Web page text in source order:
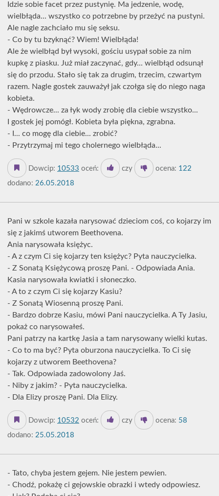
Idzie sobie facet przez pustynię. Ma jedzenie, wodę,
wielbłąda... wszystko co potrzebne by przeżyć na pustyni.
Ale nagle zachciało mu się seksu.
- Co by tu bzyknąć? Wiem! Wielbłąda!
Ale że wielbłąd był wysoki, gościu usypał sobie za nim
kupkę z piasku. Już miał zaczynać, gdy... wielbłąd odsunął
się do przodu. Stało się tak za drugim, trzecim, czwartym
razem. Nagle gostek zauważył jak czołga się do niego naga
kobieta.
- Wędrowcze... za łyk wody zrobię dla ciebie wszystko...
I gostek jej pomógł. Kobieta była piękna, zgrabna.
- I... co mogę dla ciebie... zrobić?
- Przytrzymaj mi tego cholernego wielbłąda...
Dowcip: 10533 oceń: czy ocena: 122
dodano: 26.05.2018
Pani w szkole kazała narysować dzieciom coś, co kojarzy im
się z jakimś utworem Beethovena.
Ania narysowała księżyc.
- A z czym Ci się kojarzy ten księżyc? Pyta nauczycielka.
- Z Sonatą Księżycową proszę Pani. - Odpowiada Ania.
Kasia narysowała kwiatki i słoneczko.
- A to z czym Ci się kojarzy Kasiu?
- Z Sonatą Wiosenną proszę Pani.
- Bardzo dobrze Kasiu, mówi Pani nauczycielka. A Ty Jasiu,
pokaż co narysowałeś.
Pani patrzy na kartkę Jasia a tam narysowany wielki kutas.
- Co to ma być? Pyta oburzona nauczycielka. To Ci się
kojarzy z utworem Beethovena?
- Tak. Odpowiada zadowolony Jaś.
- Niby z jakim? - Pyta nauczycielka.
- Dla Elizy proszę Pani. Dla Elizy.
Dowcip: 10532 oceń: czy ocena: 58
dodano: 25.05.2018
- Tato, chyba jestem gejem. Nie jestem pewien.
- Chodź, pokażę ci gejowskie obrazki i wtedy odpowiesz.